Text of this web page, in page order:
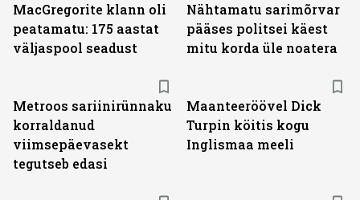
MacGregorite klann oli
peatamatu: 175 aastat
väljas­pool seadust
Nähtamatu sarimõrvar
pääses politsei käest
mitu korda üle noatera
Metroos sariinirünnaku
korraldanud
viimsepäevasekt
tegutseb edasi
Maanteeröövel Dick
Turpin köitis kogu
Inglismaa meeli